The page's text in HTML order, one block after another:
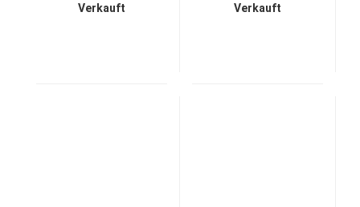
Verkauft Verkauft